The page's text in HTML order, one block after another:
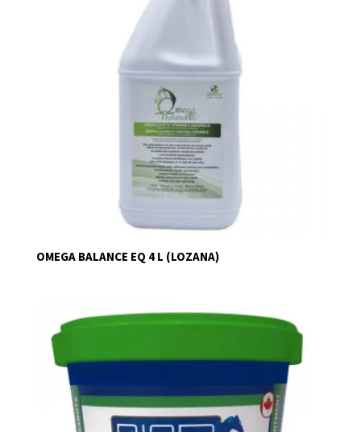
OMEGA BALANCE EQ 4 L (LOZANA)